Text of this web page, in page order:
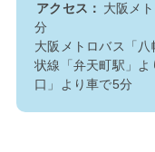
アクセス： 大阪メ
分
大阪メトロバス「
状線「弁天町駅」
口」より車で5分